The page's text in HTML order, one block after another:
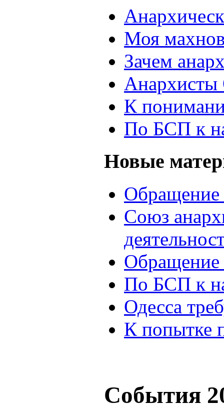
Моя
Зачем
Анархисты
К
По БСП к
Новые
Союз
Обращение
По БСП к
Одесса
К попытке
События